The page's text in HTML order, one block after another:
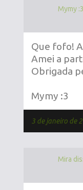
Mymy
Que fofo!
Amei a
Obrigada
Mymy :3
3 de janeiro de
Mira